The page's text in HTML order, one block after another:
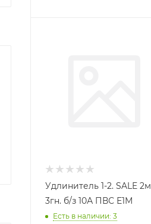
Удлинитель 1-2. SALE 2м
3гн. б/з 10А ПВС Е1М
Есть в наличии: 3